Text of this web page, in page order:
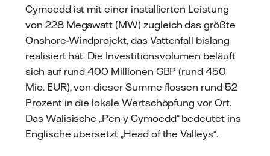
Cymoedd ist mit einer installierten Leistung
von 228 Megawatt (MW) zugleich das größte
Onshore-Windprojekt, das Vattenfall bislang
realisiert hat. Die Investitionsvolumen beläuft
sich auf rund 400 Millionen GBP (rund 450
Mio. EUR), von dieser Summe flossen rund 52
Prozent in die lokale Wertschöpfung vor Ort.
Das Walisische „Pen y Cymoedd“ bedeutet ins
Englische übersetzt „Head of the Valleys“.